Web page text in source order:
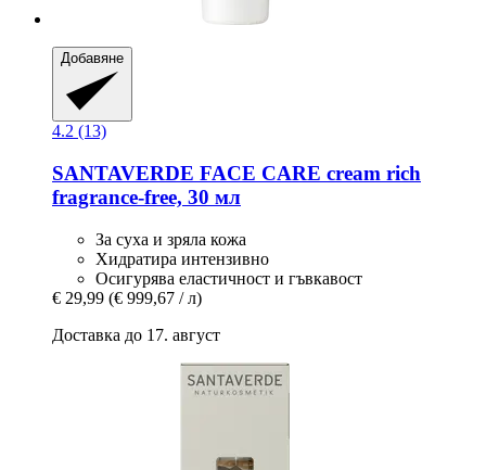
Добавяне
4.2 (13)
SANTAVERDE FACE CARE cream rich
fragrance-​free, 30 мл
За суха и зряла кожа
Хидратира интензивно
Осигурява еластичност и гъвкавост
€ 29,99 (€ 999,67 / л)
Доставка до 17. август